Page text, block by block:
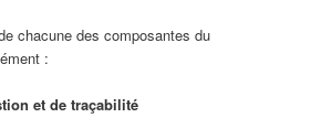
chacune des composantes du
:
et de traçabilité